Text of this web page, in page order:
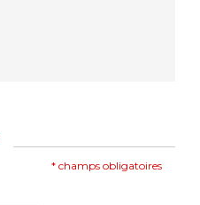
* champs obligatoires